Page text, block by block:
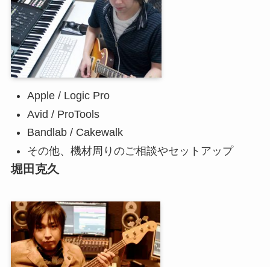
Apple / Logic Pro
Avid / ProTools
Bandlab / Cakewalk
その他、機材周りのご相談やセットアップ
堀田克久